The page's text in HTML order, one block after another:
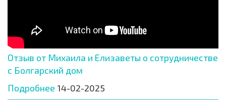
Отзыв от Михаила и Елизаветы о сотрудничестве
с Болгарский дом
Подробнее 14-02-2025